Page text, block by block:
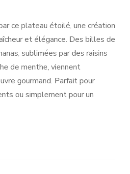
ce plateau étoilé, une création
et élégance. Des billes de
sublimées par des raisins
de menthe, viennent
gourmand. Parfait pour
ou simplement pour un